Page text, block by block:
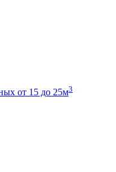
от 15 до 25м3